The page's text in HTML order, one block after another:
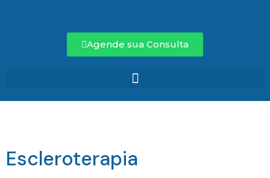
Agende sua Consulta
Escleroterapia